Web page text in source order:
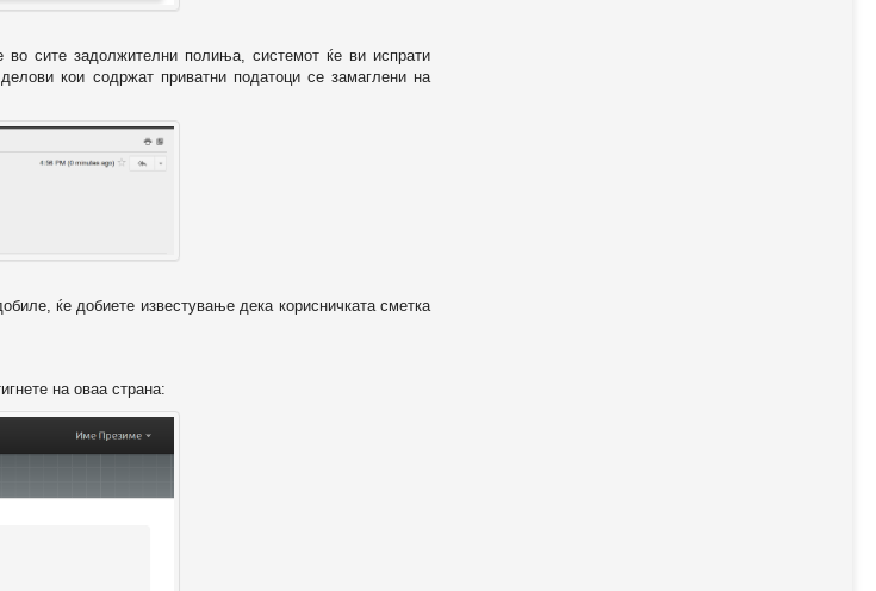
во сите задолжителни полиња, системот ќе ви испрати
кои содржат приватни податоци се замаглени на
ќе добиете известување дека корисничката сметка
на оваа страна: